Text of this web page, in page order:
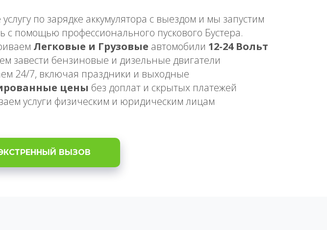
по зарядке аккумулятора с выездом и мы запустим
с помощью профессионального пускового Бустера.
Легковые и Грузовые автомобили 12-24 Вольт
завести бензиновые и дизельные двигатели
24/7, включая праздники и выходные
цены без доплат и скрытых платежей
услуги физическим и юридическим лицам
ЭКСТРЕННЫЙ ВЫЗОВ